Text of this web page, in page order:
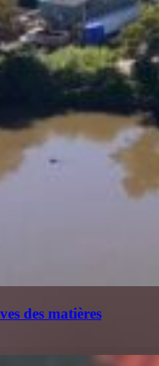
des matières